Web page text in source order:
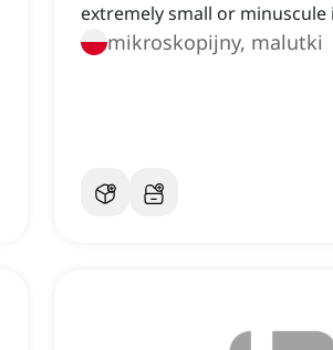
extremely small or minuscule
mikroskopijny, malutki